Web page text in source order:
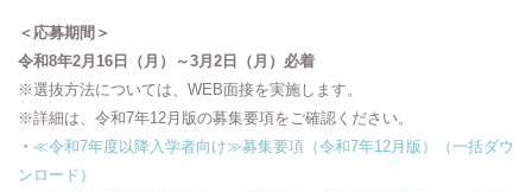
＜応募期間＞
令和8年2月16日（月）～3月2日（月）必着
※選抜方法については、WEB面接を実施します。
※詳細は、令和7年12月版の募集要項をご確認ください。
・ ≪令和7年度以降入学者向け≫募集要項（令和7年12月版）（一括ダウ
ンロード）